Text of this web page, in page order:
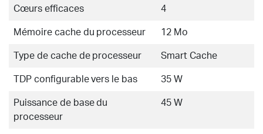
Cœurs efficaces 4
Mémoire cache du processeur 12 Mo
Type de cache de processeur Smart Cache
TDP configurable vers le bas 35 W
Puissance de base du
processeur
45 W